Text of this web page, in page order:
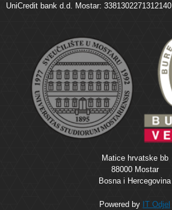
UniCredit bank d.d. Mostar: 3381302271312140
Matice hrvatske bb
88000 Mostar
Bosna i Hercegovina
Powered by IT Odjel